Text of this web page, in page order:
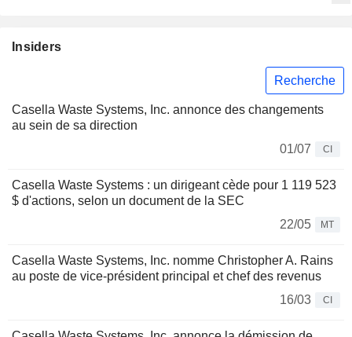
Insiders
Recherche
Casella Waste Systems, Inc. annonce des changements
au sein de sa direction
01/07
CI
Casella Waste Systems : un dirigeant cède pour 1 119 523
$ d'actions, selon un document de la SEC
22/05
MT
Casella Waste Systems, Inc. nomme Christopher A. Rains
au poste de vice-président principal et chef des revenus
16/03
CI